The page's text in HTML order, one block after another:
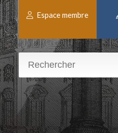
Espace membre